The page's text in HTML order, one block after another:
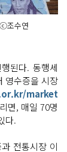
조수연
된다. 동행세
영수증을 시장
market
면, 매일 70명
다.
전통시장 이